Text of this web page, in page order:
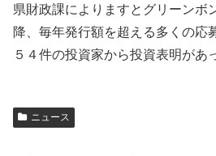
県財政課によりますとグリーンボ
降、毎年発行額を超える多くの応
５４件の投資家から投資表明があ
ニュース